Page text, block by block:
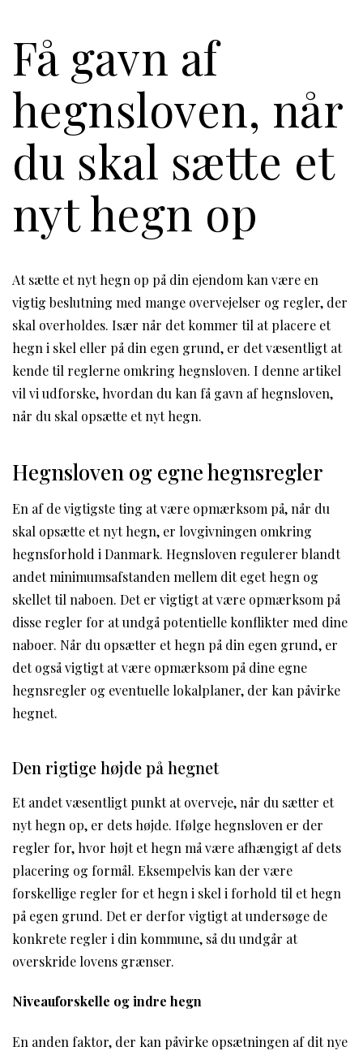
Få gavn af
hegnsloven, når
du skal sætte et
nyt hegn op
At sætte et nyt hegn op på din ejendom kan være en
vigtig beslutning med mange overvejelser og regler, der
skal overholdes. Især når det kommer til at placere et
hegn i skel eller på din egen grund, er det væsentligt at
kende til reglerne omkring hegnsloven. I denne artikel
vil vi udforske, hvordan du kan få gavn af hegnsloven,
når du skal opsætte et nyt hegn.
Hegnsloven og egne hegnsregler
En af de vigtigste ting at være opmærksom på, når du
skal opsætte et nyt hegn, er lovgivningen omkring
hegnsforhold i Danmark. Hegnsloven regulerer blandt
andet minimumsafstanden mellem dit eget hegn og
skellet til naboen. Det er vigtigt at være opmærksom på
disse regler for at undgå potentielle konflikter med dine
naboer. Når du opsætter et hegn på din egen grund, er
det også vigtigt at være opmærksom på dine egne
hegnsregler og eventuelle lokalplaner, der kan påvirke
hegnet.
Den rigtige højde på hegnet
Et andet væsentligt punkt at overveje, når du sætter et
nyt hegn op, er dets højde. Ifølge hegnsloven er der
regler for, hvor højt et hegn må være afhængigt af dets
placering og formål. Eksempelvis kan der være
forskellige regler for et hegn i skel i forhold til et hegn
på egen grund. Det er derfor vigtigt at undersøge de
konkrete regler i din kommune, så du undgår at
overskride lovens grænser.
Niveauforskelle og indre hegn
En anden faktor, der kan påvirke opsætningen af dit nye